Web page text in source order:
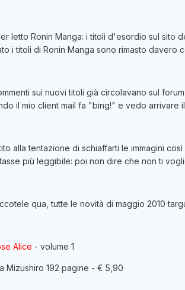
letto Ronin Manga: i titoli d'esordio sul sito
i titoli di Ronin Manga sono rimasto davero
sui nuovi titoli già circolavano sul
il mio client mail fa "bing!" e vedo arrivare
alla tentazione di schiaffarti le immagini
più leggibile: poi non dire che non ti
qua, tutte le novità di maggio 2010
Alice - volume 1
Mizushiro 192 pagine - € 5,90